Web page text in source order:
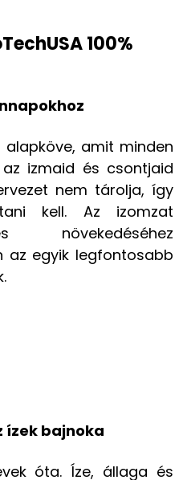
100%
amit minden
izmaid és csontjaid
nem tárolja, így
kell. Az izomzat
növekedéséhez
az egyik legfontosabb
ízek bajnoka
óta. Íze, állaga és